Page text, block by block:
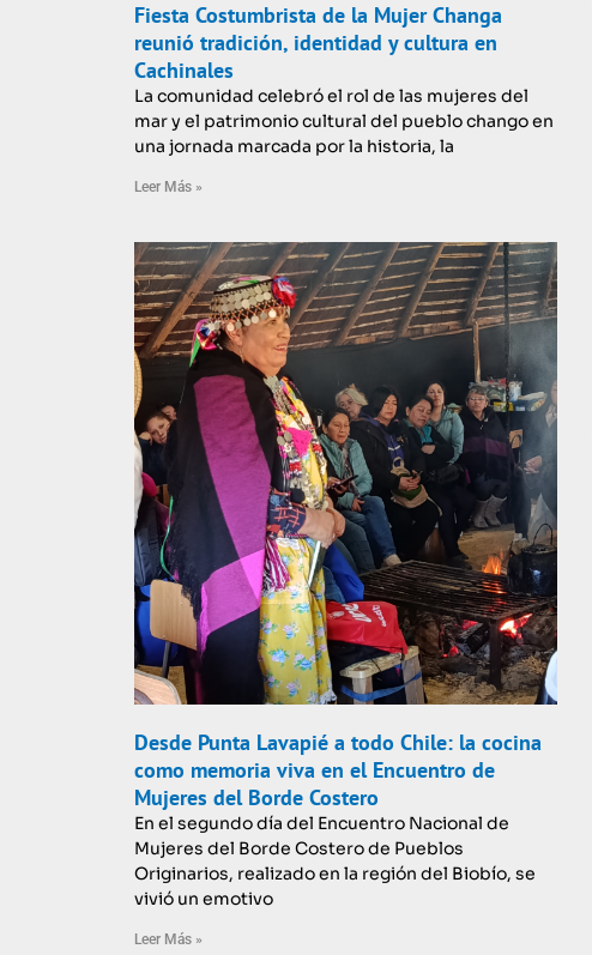
Fiesta Costumbrista de la Mujer Changa
reunió tradición, identidad y cultura en
Cachinales
La comunidad celebró el rol de las mujeres del
mar y el patrimonio cultural del pueblo chango en
una jornada marcada por la historia, la
Leer Más »
Desde Punta Lavapié a todo Chile: la cocina
como memoria viva en el Encuentro de
Mujeres del Borde Costero
En el segundo día del Encuentro Nacional de
Mujeres del Borde Costero de Pueblos
Originarios, realizado en la región del Biobío, se
vivió un emotivo
Leer Más »